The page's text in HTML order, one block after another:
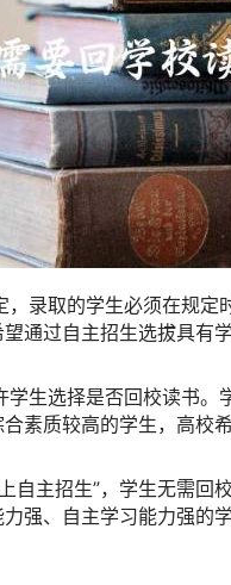
录取的学生必须在规
通过自主招生选拔具有
生选择是否回校读书
素质较高的学生，高校
自主招生”，学生无需回
强、自主学习能力强的